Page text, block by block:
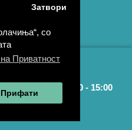
со
Приватност
Затвори
Прифати
17:00 | Саб.: 09:00 - 15:00